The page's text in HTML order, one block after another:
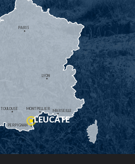
MONTPELLIER
PERPIGNAN
MARSEILLE
TOULOUSE
LYON
PARIS
LEUCATE